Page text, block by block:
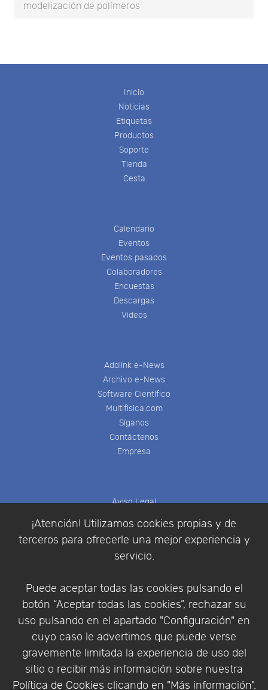
¡Atención! Utilizamos cookies propias y de
terceros para ofrecerle una mejor experiencia y
servicio.
Puede aceptar todas las cookies pulsando el
botón “Aceptar todas las cookies”, rechazar su
uso pulsando en el apartado "Configuración" en
cuyo caso le advertimos que puede verse
gravemente limitada la experiencia de uso del
sitio o recibir más información sobre nuestra
Política de Cookies clicando en "Más información".
modelización de polímeros
Inicio
Noticias
Etiquetas
Productos
Soporte
Tienda
Cesta
Calendario
Eventos
Eventos pasados
Colaboradores
Encuestas
Descargas
Videos
Addlink e-News
Archivo e-News
Software Científico
Multifisica.com
Síganos
Contáctenos
Empresa
Aviso Legal
Política de Privacidad
Condiciones de compra
Identificarse
Empresa|Aviso Legal| Política de Privacidad |
Política de Cookies
© Copyright 1994 - 2026. Addlink Software